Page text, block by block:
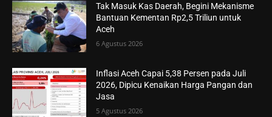
Tak Masuk Kas Daerah, Begini Mekanisme
Bantuan Kementan Rp2,5 Triliun untuk
Aceh
6 Agustus 2026
Inflasi Aceh Capai 5,38 Persen pada Juli
2026, Dipicu Kenaikan Harga Pangan dan
Jasa
5 Agustus 2026